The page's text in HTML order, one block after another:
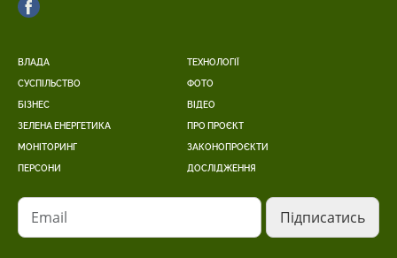
ВЛАДА
СУСПІЛЬСТВО
БІЗНЕС
ЗЕЛЕНА ЕНЕРГЕТИКА
МОНІТОРИНГ
ПЕРСОНИ
ТЕХНОЛОГІЇ
ФОТО
ВІДЕО
ПРО ПРОЄКТ
ЗАКОНОПРОЄКТИ
ДОСЛІДЖЕННЯ
Email